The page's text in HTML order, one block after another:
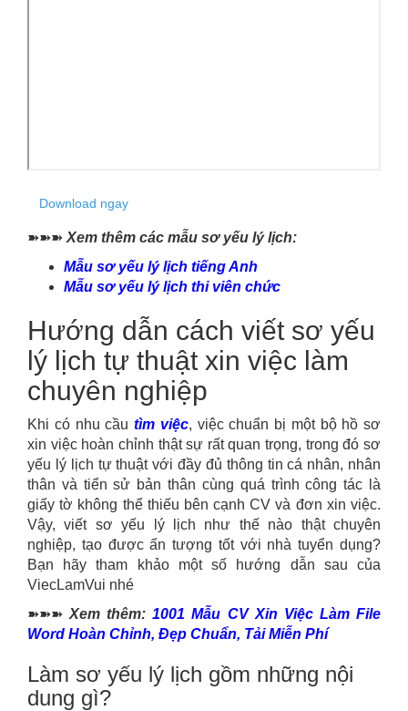
Download ngay
➽➽➽ Xem thêm các mẫu sơ yếu lý lịch:
Mẫu sơ yếu lý lịch tiếng Anh
Mẫu sơ yếu lý lịch thi viên chức
Hướng dẫn cách viết sơ yếu
lý lịch tự thuật xin việc làm
chuyên nghiệp
Khi có nhu cầu tìm việc, việc chuẩn bị một bộ hồ sơ
xin việc hoàn chỉnh thật sự rất quan trọng, trong đó sơ
yếu lý lịch tự thuật với đầy đủ thông tin cá nhân, nhân
thân và tiển sử bản thân cùng quá trình công tác là
giấy tờ không thể thiếu bên cạnh CV và đơn xin việc.
Vậy, viết sơ yếu lý lịch như thế nào thật chuyên
nghiệp, tạo được ấn tượng tốt với nhà tuyển dụng?
Bạn hãy tham khảo một số hướng dẫn sau của
ViecLamVui nhé
➽➽➽Xem thêm: 1001 Mẫu CV Xin Việc Làm File
Word Hoàn Chỉnh, Đẹp Chuẩn, Tải Miễn Phí
Làm sơ yếu lý lịch gồm những nội
dung gì?